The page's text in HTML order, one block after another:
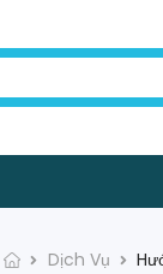
Dịch Vụ